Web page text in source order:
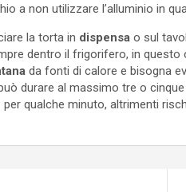
a non utilizzare l’alluminio in
la torta in dispensa o sul
dentro il frigorifero, in
da fonti di calore e bisogna
durare al massimo tre o
qualche minuto, altrimenti